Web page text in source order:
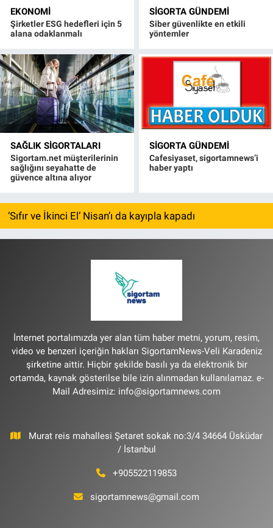
EKONOMI
Şirketler ESG hedefleri için 5
alana odaklanmalı
SIGORTA GÜNDEMI
Siber güvenlikte en etkili
yöntemler
SAĞLIK SIGORTALARI
Sigortam.net müşterilerinin
sağlığını seyahatte de
güvence altına alıyor
SIGORTA GÜNDEMI
Cafesiyaset, sigortamnews’i
haber yaptı
‘Sıfır ve İkinci El’ Nisan’ı da kayıpla kapadı
İnternet portalımızda yer alan tüm haber metni, yorum, resim,
video ve benzeri içeriğin hakları SigortamNews-Veli Karadeniz
şirketine aittir. Hiçbir şekilde basılı ya da elektronik bir
ortamda, kaynak gösterilse bile izin alınmadan kullanılamaz. e-
Mail Adresimiz: info@sigortamnews.com
Murat reis mahallesi Şetaret sokak no:3/4 34664 Üsküdar
/ İstanbul
+905522119853
sigortamnews@gmail.com